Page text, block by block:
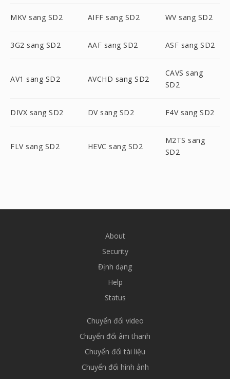
MKV sang SD2 AIFF sang SD2 WV sang SD2
3G2 sang SD2 AAF sang SD2 ASF sang SD2
AV1 sang SD2 AVCHD sang SD2
CAVS sang
SD2
DIVX sang SD2 DV sang SD2 F4V sang SD2
FLV sang SD2 HEVC sang SD2
M2TS sang
SD2
About
Security
Định dạng
Help
Status
Chuyển đổi video
Chuyển đổi âm thanh
Chuyển đổi tài liệu
Chuyển đổi hình ảnh